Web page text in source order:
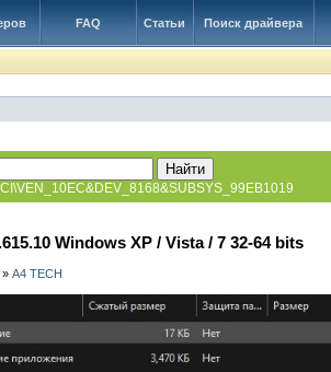
Поиск драйвера
Статьи
FAQ
Windows XP / Vista / 7 32-64 bits
» A4 TECH